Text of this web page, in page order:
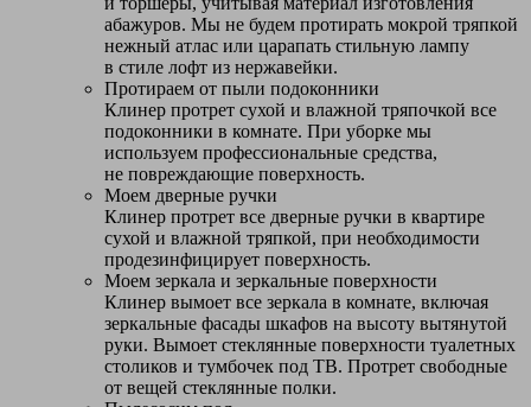
абажуров. Мы не будем протирать мокрой тряпкой
нежный атлас или царапать стильную лампу
в стиле лофт из нержавейки.
Протираем от пыли подоконники
Клинер протрет сухой и влажной тряпочкой все
подоконники в комнате. При уборке мы
используем профессиональные средства,
не повреждающие поверхность.
Моем дверные ручки
Клинер протрет все дверные ручки в квартире
сухой и влажной тряпкой, при необходимости
продезинфицирует поверхность.
Моем зеркала и зеркальные поверхности
Клинер вымоет все зеркала в комнате, включая
зеркальные фасады шкафов на высоту вытянутой
руки. Вымоет стеклянные поверхности туалетных
столиков и тумбочек под ТВ. Протрет свободные
от вещей стеклянные полки.